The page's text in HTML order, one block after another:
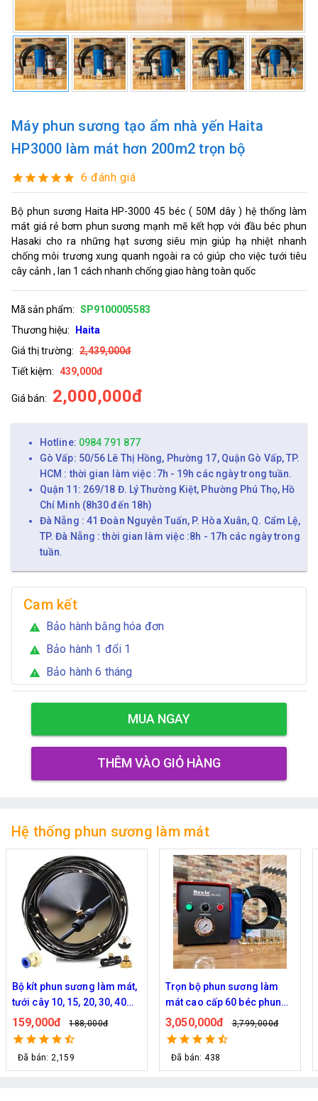
Máy phun sương tạo ẩm nhà yến Haita
HP3000 làm mát hơn 200m2 trọn bộ
6 đánh giá
Bộ phun sương Haita HP-3000 45 béc ( 50M dây ) hệ thống làm
mát giá rẻ bơm phun sương mạnh mẽ kết hợp với đầu béc phun
Hasaki cho ra những hạt sương siêu mịn giúp hạ nhiệt nhanh
chống môi trương xung quanh ngoài ra có giúp cho việc tưới tiêu
cây cảnh , lan 1 cách nhanh chống giao hàng toàn quốc
Mã sản phẩm: SP9100005583
Thương hiệu:
Haita
Giá thị trường: 2,439,000đ
Tiết kiệm: 439,000đ
Giá bán: 2,000,000đ
Hotline: 0984 791 877
Gò Vấp: 50/56 Lê Thị Hồng, Phường 17, Quận Gò Vấp, TP.
HCM : thời gian làm việc :7h - 19h các ngày trong tuần.
Quận 11: 269/18 Đ. Lý Thường Kiệt, Phường Phú Thọ, Hồ
Chí Minh (8h30 đến 18h)
Đà Nẵng : 41 Đoàn Nguyễn Tuấn, P. Hòa Xuân, Q. Cẩm Lệ,
TP. Đà Nẵng : thời gian làm việc :8h - 17h các ngày trong
tuần.
Cam kết
warning Bảo hành bằng hóa đơn
warning Bảo hành 1 đổi 1
warning Bảo hành 6 tháng
MUA NGAY
THÊM VÀO GIỎ HÀNG
Hệ thống phun sương làm mát
Trọn bộ phun sương làm
mát cao cấp 60 béc phun
bơm Hawin FOG-2703
3,050,000đ 3,799,000đ
Đã bán: 438
Bộ phun sương làm mát
quán cafe cao cấp 70 đầu
phun
3,220,000đ 3,599,000đ
Đã bán: 257